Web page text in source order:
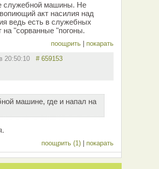
служебной машины. Не
акт насилия над
ведь есть в служебных
на "сорванные "погоны.
поощрить покарать
20:50:10 # 659153
машине, где и напал на
поощрить (1) покарать